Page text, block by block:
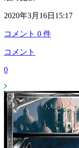
2020年3月16日15:17
コメント 0 件
コメント
0